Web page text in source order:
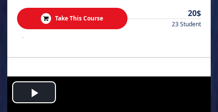
Take This Course 20$
23 Student
.
Play